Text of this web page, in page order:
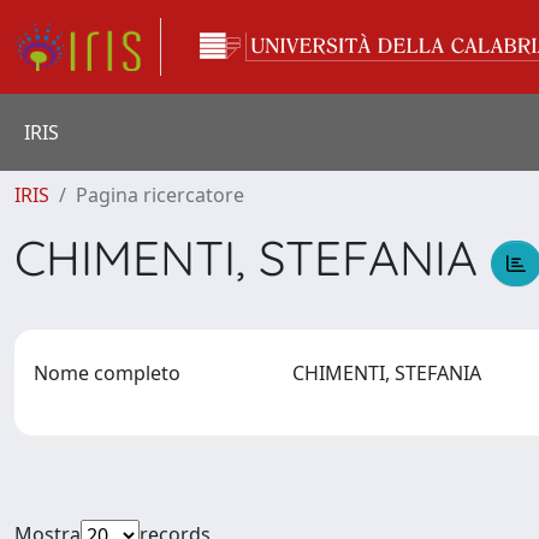
IRIS
IRIS Pagina ricercatore
CHIMENTI, STEFANIA
Nome completo CHIMENTI, STEFANIA